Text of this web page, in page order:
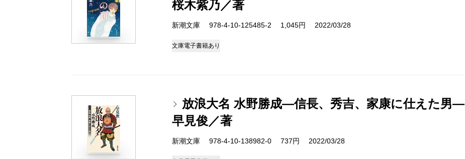
桜木紫乃／著
新潮文庫 978-4-10-125485-2 1,045円 2022/03/28
文庫電子書籍あり
放浪大名 水野勝成―信長、秀吉、家康に仕えた男―
早見俊／著
新潮文庫 978-4-10-138982-0 737円 2022/03/28